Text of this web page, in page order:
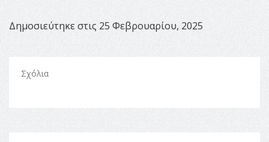
Δημοσιεύτηκε στις 25 Φεβρουαρίου, 2025
Σχόλια